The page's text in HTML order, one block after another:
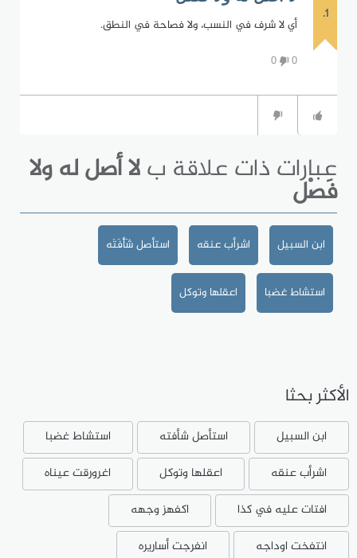
1.
أي لا شرف في النسب، ولا فصاحة في النطق.
0
0
عبارات ذات علاقة بلا أصل له ولا
فَصْل
ابن السبيل اشرأب عنقه استأصل شَأْفَتَه
استشاط غضبا اعقلها وتوكل
الأكثر بحثا
ابن السبيل استأصل شأفته
استشاط غضبا
اشرأب عنقه
اعقلها وتوكل
اغرورقت عيناه
افتات عليه في كذا
اكفهز وجهه
انتفخت اوداجه
انفرجت أساريره